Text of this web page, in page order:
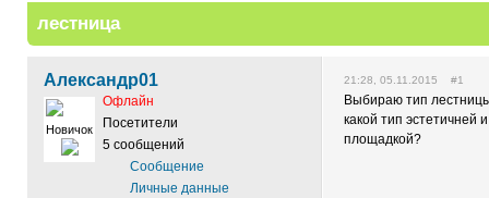
лестница
Александр01
Новичок
Офлайн
Посетители
5 сообщений
Сообщение
Личные данные
21:28, 05.11.2015 #1
Выбираю тип
какой тип эстетичней
площадкой?